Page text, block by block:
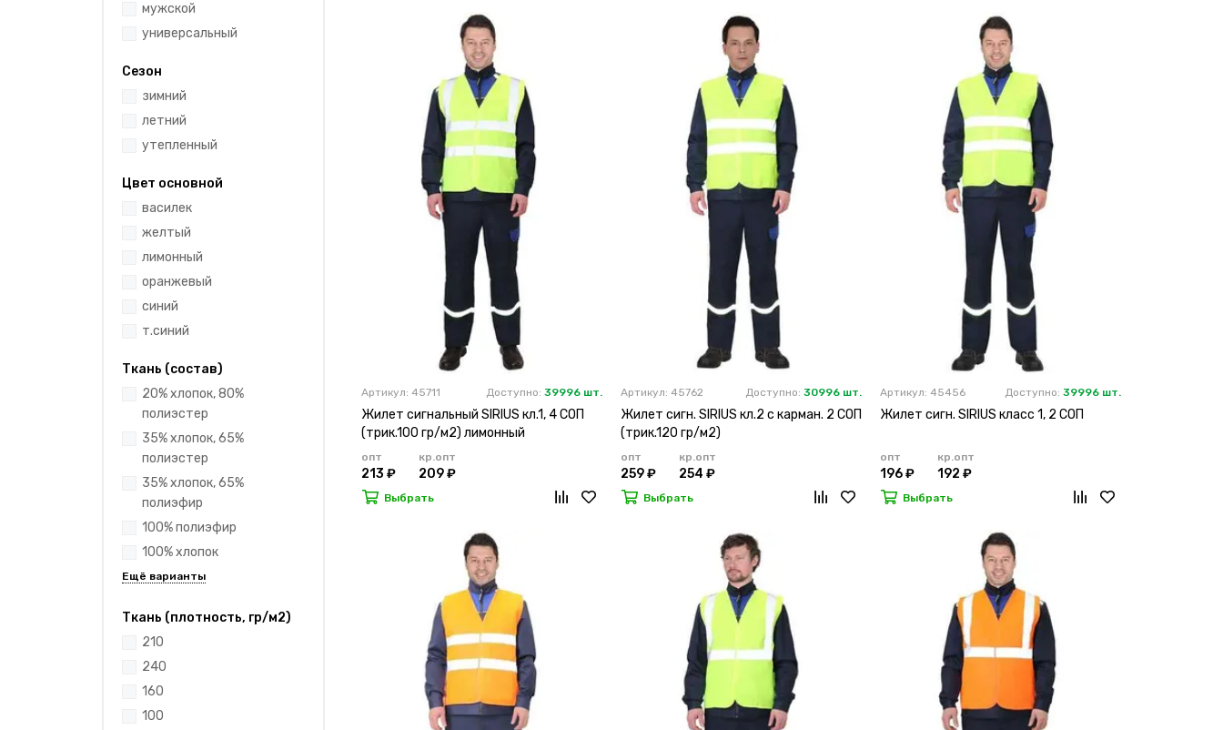
мужской
универсальный
Сезон
зимний
летний
утепленный
Цвет основной
василек
желтый
лимонный
оранжевый
синий
т.синий
Ткань (состав)
20% хлопок, 80%
полиэстер
35% хлопок, 65%
полиэстер
35% хлопок, 65%
полиэфир
100% полиэфир
100% хлопок
Ткань (плотность, гр/м2)
210
240
160
100
Артикул: 45711 Доступно: 39996 шт.
Жилет сигнальный SIRIUS кл.1, 4 СОП
(трик.100 гр/м2) лимонный
опт
213 ₽
кр.опт
209 ₽
Выбрать
Артикул: 45762 Доступно: 30996 шт.
Жилет сигн. SIRIUS кл.2 с карман. 2 СОП
(трик.120 гр/м2)
опт
259 ₽
кр.опт
254 ₽
Выбрать
Артикул: 45456 Доступно: 39996 шт.
Жилет сигн. SIRIUS класс 1, 2 СОП
опт
196 ₽
кр.опт
192 ₽
Выбрать